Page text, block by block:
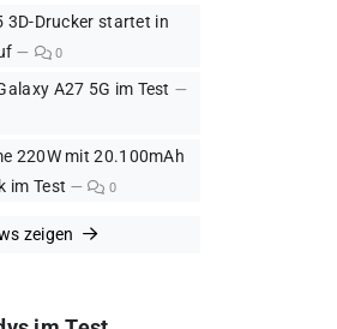
3D-Drucker startet in
0
A27 5G im Test
220W mit 20.100mAh
im Test
0
zeigen